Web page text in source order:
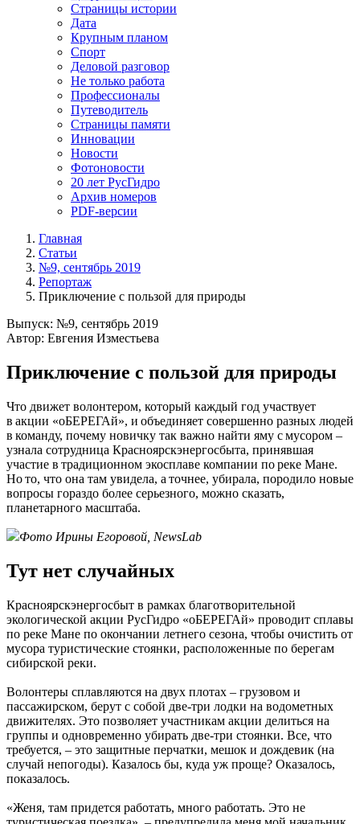
Страницы истории
Дата
Крупным планом
Спорт
Деловой разговор
Не только работа
Профессионалы
Путеводитель
Страницы памяти
Инновации
Новости
Фотоновости
20 лет РусГидро
Архив номеров
PDF-версии
Главная
Статьи
№9, сентябрь 2019
Репортаж
Приключение с пользой для природы
Выпуск: №9, сентябрь 2019
Автор: Евгения Изместьева
Приключение с пользой для природы
Что движет волонтером, который каждый год участвует
в акции «оБЕРЕГАй», и объединяет совершенно разных людей
в команду, почему новичку так важно найти яму с мусором –
узнала сотрудница Красноярскэнергосбыта, принявшая
участие в традиционном экосплаве компании по реке Мане.
Но то, что она там увидела, а точнее, убирала, породило новые
вопросы гораздо более серьезного, можно сказать,
планетарного масштаба.
Фото Ирины Егоровой, NewsLab
Тут нет случайных
Красноярскэнергосбыт в рамках благотворительной
экологической акции РусГидро «оБЕРЕГАй» проводит сплавы
по реке Мане по окончании летнего сезона, чтобы очистить от
мусора туристические стоянки, расположенные по берегам
сибирской реки.
Волонтеры сплавляются на двух плотах – грузовом и
пассажирском, берут с собой две-три лодки на водометных
движителях. Это позволяет участникам акции делиться на
группы и одновременно убирать две-три стоянки. Все, что
требуется, – это защитные перчатки, мешок и дождевик (на
случай непогоды). Казалось бы, куда уж проще? Оказалось,
показалось.
«Женя, там придется работать, много работать. Это не